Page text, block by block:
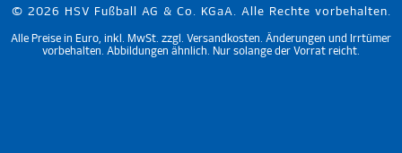
© 2026 HSV Fußball AG & Co. KGaA. Alle Rechte vorbehalten.
Alle Preise in Euro, inkl. MwSt. zzgl. Versandkosten. Änderungen und Irrtümer
vorbehalten. Abbildungen ähnlich. Nur solange der Vorrat reicht.